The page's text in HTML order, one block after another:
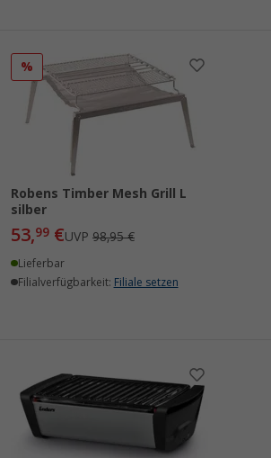
%
Robens Timber Mesh Grill L
silber
53,99 €UVP98,95 €
Lieferbar
Filialverfügbarkeit: Filiale setzen